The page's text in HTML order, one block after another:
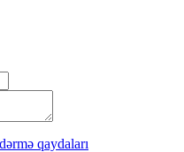
qaydaları